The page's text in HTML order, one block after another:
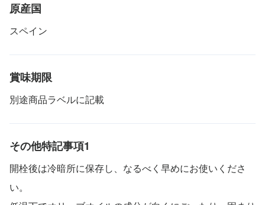
原産国
スペイン
賞味期限
別途商品ラベルに記載
その他特記事項1
開栓後は冷暗所に保存し、なるべく早めにお使いくださ
い。